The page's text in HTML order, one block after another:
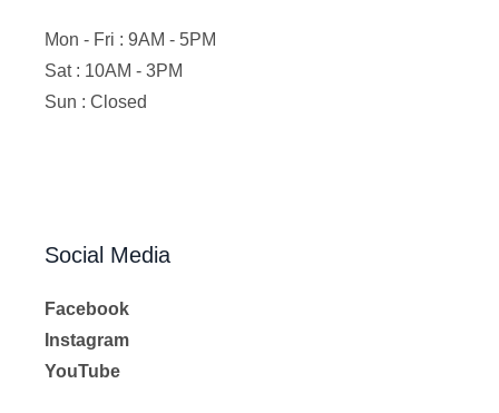
Mon - Fri : 9AM - 5PM
Sat : 10AM - 3PM
Sun : Closed
Social Media
Facebook
Instagram
YouTube